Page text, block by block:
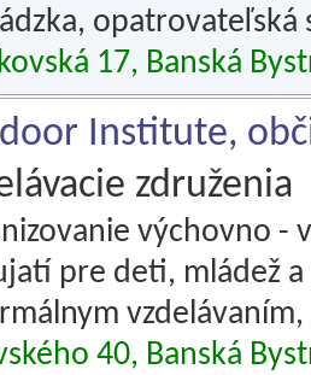
17, Banská
Institute,
združenia
výchovno -
pre deti, mládež
40, Banská